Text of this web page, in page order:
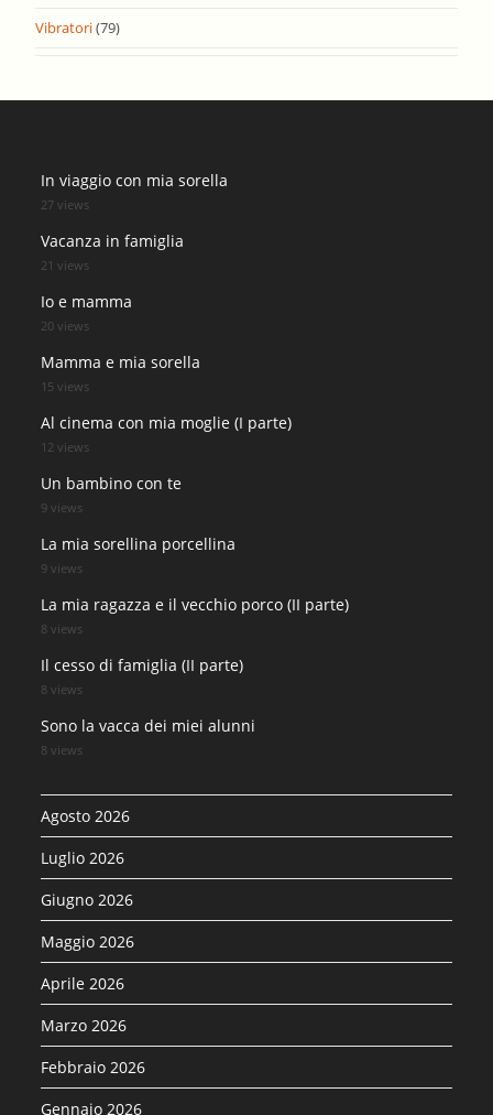
Vibratori(79)
In viaggio con mia sorella
27 views
Vacanza in famiglia
21 views
Io e mamma
20 views
Mamma e mia sorella
15 views
Al cinema con mia moglie (I parte)
12 views
Un bambino con te
9 views
La mia sorellina porcellina
9 views
La mia ragazza e il vecchio porco (II parte)
8 views
Il cesso di famiglia (II parte)
8 views
Sono la vacca dei miei alunni
8 views
Agosto 2026
Luglio 2026
Giugno 2026
Maggio 2026
Aprile 2026
Marzo 2026
Febbraio 2026
Gennaio 2026